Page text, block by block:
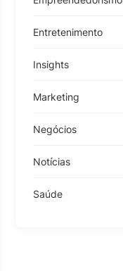
Entretenimento
Insights
Marketing
Negócios
Notícias
Saúde